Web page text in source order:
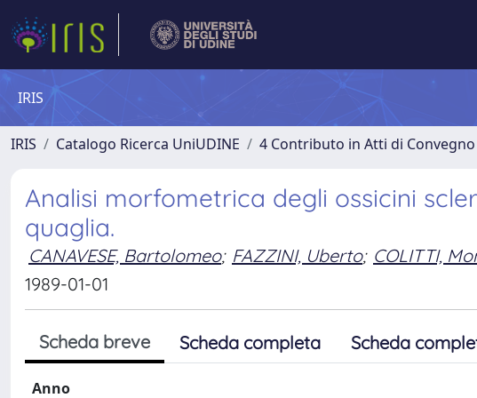
IRIS
IRIS Catalogo Ricerca UniUDINE 4 Contributo in Atti di
Analisi morfometrica degli ossicini
quaglia.
CANAVESE, Bartolomeo; FAZZINI, Uberto; COLITTI,
1989-01-01
Scheda breve Scheda completa Scheda
Anno